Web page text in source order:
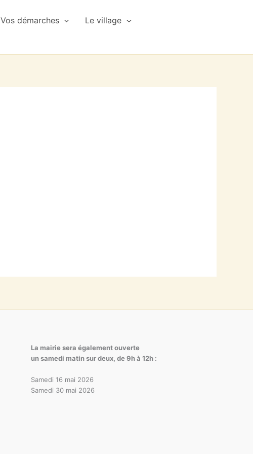
Vos démarches
Le village
La mairie sera également ouverte
un samedi matin sur deux, de 9h à 12h :
Samedi 16 mai 2026
Samedi 30 mai 2026